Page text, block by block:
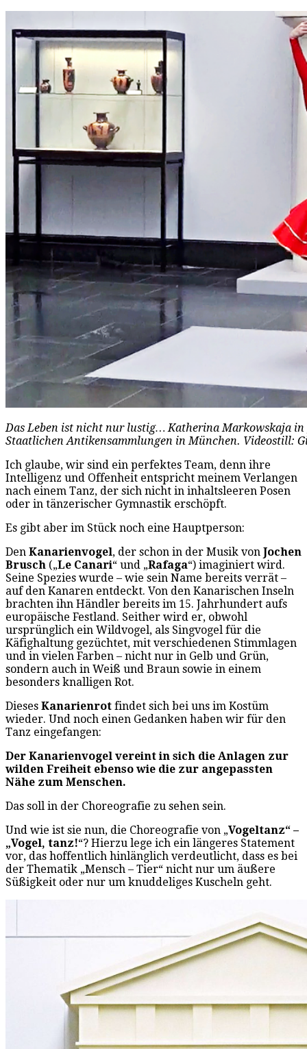
Das Leben ist nicht nur lustig… Katherina Markowskaja in
Staatlichen Antikensammlungen in München. Videostill:
Ich glaube, wir sind ein perfektes Team, denn ihre
Intelligenz und Offenheit entspricht meinem Verlangen
nach einem Tanz, der sich nicht in inhaltsleeren Posen
oder in tänzerischer Gymnastik erschöpft.
Es gibt aber im Stück noch eine Hauptperson:
Den Kanarienvogel, der schon in der Musik von Jochen
Brusch („Le Canari“ und „Rafaga“) imaginiert wird.
Seine Spezies wurde – wie sein Name bereits verrät –
auf den Kanaren entdeckt. Von den Kanarischen Inseln
brachten ihn Händler bereits im 15. Jahrhundert aufs
europäische Festland. Seither wird er, obwohl
ursprünglich ein Wildvogel, als Singvogel für die
Käfighaltung gezüchtet, mit verschiedenen Stimmlagen
und in vielen Farben – nicht nur in Gelb und Grün,
sondern auch in Weiß und Braun sowie in einem
besonders knalligen Rot.
Dieses Kanarienrot findet sich bei uns im Kostüm
wieder. Und noch einen Gedanken haben wir für den
Tanz eingefangen:
Der Kanarienvogel vereint in sich die Anlagen zur
wilden Freiheit ebenso wie die zur angepassten
Nähe zum Menschen.
Das soll in der Choreografie zu sehen sein.
Und wie ist sie nun, die Choreografie von „Vogeltanz“ –
„Vogel, tanz!“? Hierzu lege ich ein längeres Statement
vor, das hoffentlich hinlänglich verdeutlicht, dass es bei
der Thematik „Mensch – Tier“ nicht nur um äußere
Süßigkeit oder nur um knuddeliges Kuscheln geht.